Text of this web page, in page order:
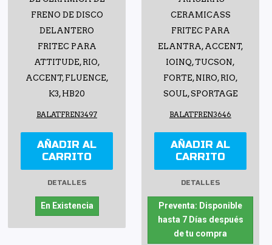
FRENO DE DISCO
DELANTERO
FRITEC PARA
ATTITUDE, RIO,
ACCENT, FLUENCE,
K3, HB20
BALATFREN3497
AÑADIR AL
CARRITO
DETALLES
En Existencia
CERAMICASS
FRITEC PARA
ELANTRA, ACCENT,
IOINQ, TUCSON,
FORTE, NIRO, RIO,
SOUL, SPORTAGE
BALATFREN3646
AÑADIR AL
CARRITO
DETALLES
Preventa: Disponible
hasta 7 Días después
de tu compra